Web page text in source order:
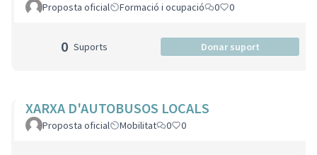
Proposta oficial Formació i ocupació 0 0
0 Suports Donar suport
XARXA D'AUTOBUSOS LOCALS
Proposta oficial Mobilitat 0 0